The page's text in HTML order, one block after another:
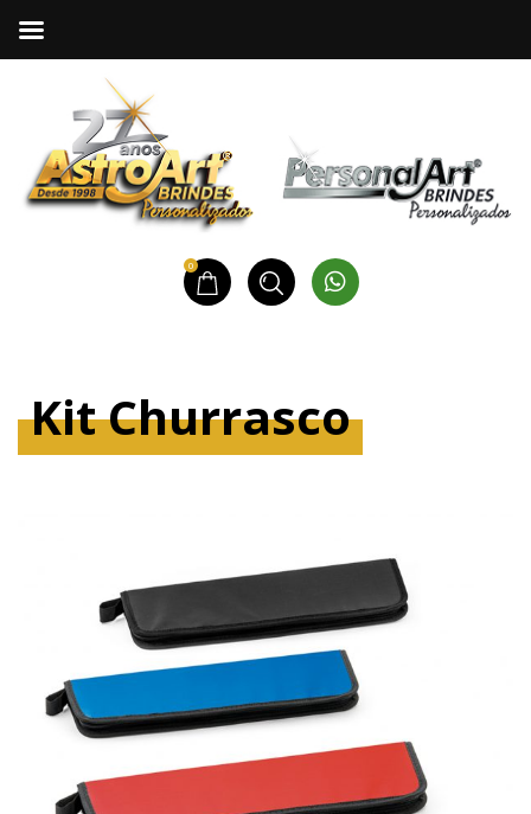
0
Kit Churrasco